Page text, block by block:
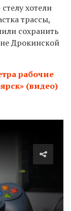
хотели
трассы,
сохранить
Дрокинской
рабочие
(видео)